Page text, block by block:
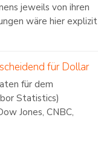
jeweils von ihren
wäre hier explizit
für Dollar
für dem
Statistics)
Jones, CNBC,